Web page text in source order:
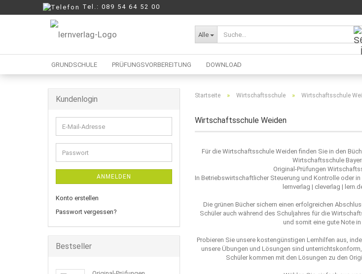
Tel.: 089 54 64 52 00
Alle
GRUNDSCHULE PRÜFUNGSVORBEREITUNG
Mittelschule
DOWNLOAD
Startseite » Wirtschaftsschule » Wirtschaftsschule
Wirtschaftsschule Weiden
Für die Wirtschaftsschule Weiden finden Sie in den
Wirtschaftsschule
Original-Prüfungen
In Betriebswirtschaftlicher Steuerung und Kontrolle oder
lernverlag | cleverlag |
Die grünen Bücher sichern einen erfolgreichen
Schüler auch während des Schuljahres für die
und somit eine gute Note
Probieren Sie unsere kostengünstigen Lernhilfen aus,
unsere Übungen und Lösungen sind
Schüler kommen mit den Lösungen zu den
Kundenlogin
E-
Mail-
Adresse
Passwort
ANMELDEN
Konto erstellen
Passwort vergessen?
Bestseller